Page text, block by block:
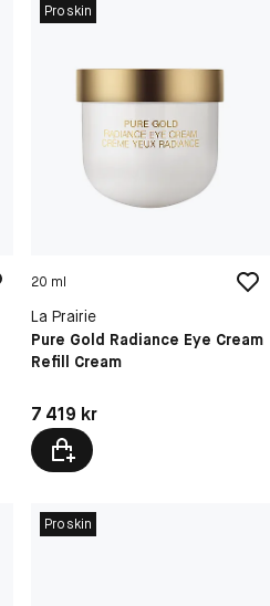
Proskin
20 ml
La Prairie
Pure Gold Radiance Eye Cream
Refill Cream
Pris: 7 419 kr
7 419 kr
Proskin